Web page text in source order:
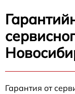
Гарантия от